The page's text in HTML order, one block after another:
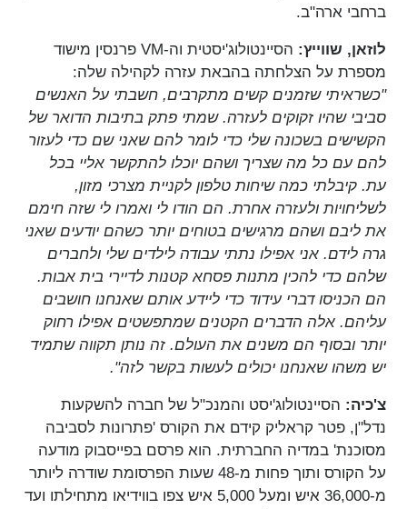
ברחבי ארה"ב.
לוזאן, שווייץ:
הסיינטולוג'יסטית וה-VM פרנסין מישוד
מספרת על הצלחתה בהבאת עזרה לקהילה שלה:
"כשראיתי שזמנים קשים מתקרבים, חשבתי על האנשים
סביבי שהיו זקוקים לעזרה. שמתי פתק בתיבות הדואר של
הקשישים בשכונה שלי כדי לומר להם שאני שם כדי לעזור
להם עם כל מה שצריך ושהם יוכלו להתקשר אליי בכל
עת. קיבלתי כמה שיחות טלפון לקניית מצרכי מזון,
לשליחויות ולעזרה אחרת. הם הודו לי ואמרו לי שזה חימם
את ליבם ושהם מרגישים בטוחים יותר כשהם יודעים שאני
גרה לידם. אני אפילו נתתי עבודה לילדים שלי ולחברים
שלהם כדי להכין מתנות פסחא קטנות לדיירי בית אבות.
הם הכניסו דברי עידוד כדי ליידע אותם שאנחנו חושבים
עליהם. אלה הדברים הקטנים שמתפשטים אפילו רחוק
יותר ובסוף הם משנים את העולם. זה נותן תקווה שתמיד
יש משהו שאנחנו יכולים לעשות בקשר לזה".
צ'כיה: הסיינטולוג'יסט והמנכ"ל של חברה להשקעות
נדל"ן, פטר קראליק קידם את הקורס 'פתרונות לסביבה
מסוכנת' במדיה החברתית. הוא פרסם בפייסבוק מודעה
על הקורס ותוך פחות מ-48 שעות הפרסומת שודרה ליותר
מ-36,000 איש ומעל 5,000 איש צפו בווידיאו מתחילתו ועד